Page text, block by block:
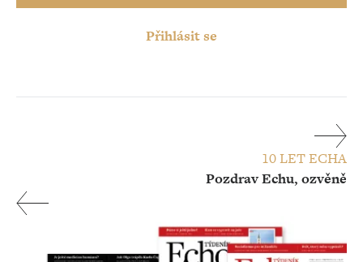
Přihlásit se
10 LET ECHA
Pozdrav Echu, ozvěně